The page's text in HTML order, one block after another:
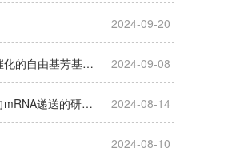
2024-09-20
科研动态 | 上海交大蒋恒团队联合浙江理工大学沈程硕团队在Nature Communications上发表氢原子转移催化的自由基芳基迁移新策略 2024-09-08
科研动态 | 上海交大章雪晴团队与新泽西理工学院许晓阳团队在Nature Communications发表吸入式肺靶向mRNA递送的研究成果 2024-08-14
2024-08-10